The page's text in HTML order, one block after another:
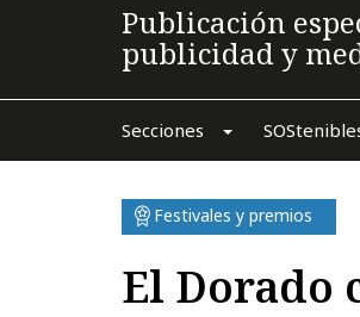
Publicación
publicidad y
Secciones
Festivales y premios
El Dorado